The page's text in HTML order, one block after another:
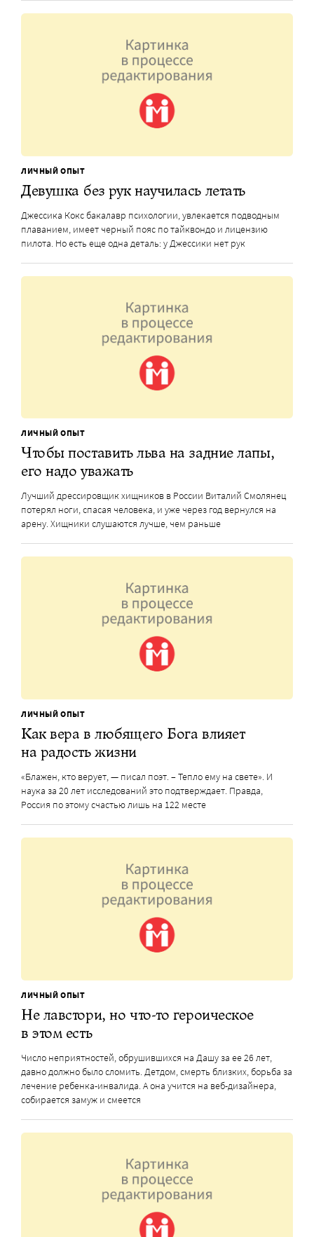
ЛИЧНЫЙ ОПЫТ
Девушка без рук научилась летать
Джессика Кокс бакалавр психологии, увлекается подводным
плаванием, имеет черный пояс по тайквондо и лицензию
пилота. Но есть еще одна деталь: у Джессики нет рук
ЛИЧНЫЙ ОПЫТ
Чтобы поставить льва на задние лапы,
его надо уважать
Лучший дрессировщик хищников в России Виталий Смолянец
потерял ноги, спасая человека, и уже через год вернулся на
арену. Хищники слушаются лучше, чем раньше
ЛИЧНЫЙ ОПЫТ
Как вера в любящего Бога влияет
на радость жизни
«Блажен, кто верует, — писал поэт. – Тепло ему на свете». И
наука за 20 лет исследований это подтверждает. Правда,
Россия по этому счастью лишь на 122 месте
ЛИЧНЫЙ ОПЫТ
Не лавстори, но что-то героическое
в этом есть
Число неприятностей, обрушившихся на Дашу за ее 26 лет,
давно должно было сломить. Детдом, смерть близких, борьба за
лечение ребенка-инвалида. А она учится на веб-дизайнера,
собирается замуж и смеется